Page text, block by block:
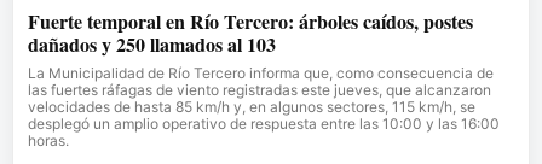
Fuerte temporal en Río Tercero: árboles caídos, postes
dañados y 250 llamados al 103
La Municipalidad de Río Tercero informa que, como consecuencia de
las fuertes ráfagas de viento registradas este jueves, que alcanzaron
velocidades de hasta 85 km/h y, en algunos sectores, 115 km/h, se
desplegó un amplio operativo de respuesta entre las 10:00 y las 16:00
horas.